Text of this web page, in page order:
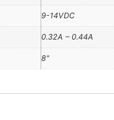
9-14VDC
0.32A – 0.44A
8"